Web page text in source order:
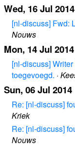
Wed, 16 Jul 2014
[nl-discuss] Fwd:
Nouws
Mon, 14 Jul 2014
[nl-discuss]
toegevoegd. ·
Sun, 06 Jul 2014
Re: [nl-discuss]
Kriek
Re: [nl-discuss]
Nouws